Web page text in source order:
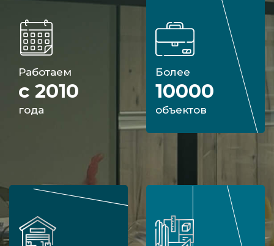
Работаем
с 2010
года
Более
10000
объектов